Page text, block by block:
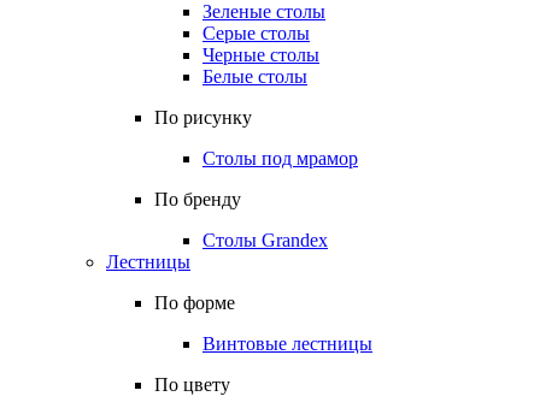
Зеленые столы
Серые столы
Черные столы
Белые столы
По рисунку
Столы под мрамор
По бренду
Столы Grandex
Лестницы
По форме
Винтовые лестницы
По цвету